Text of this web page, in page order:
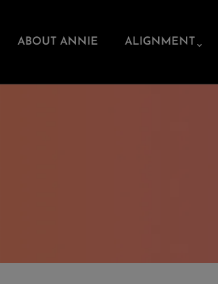
ABOUT ANNIE ALIGNMENT